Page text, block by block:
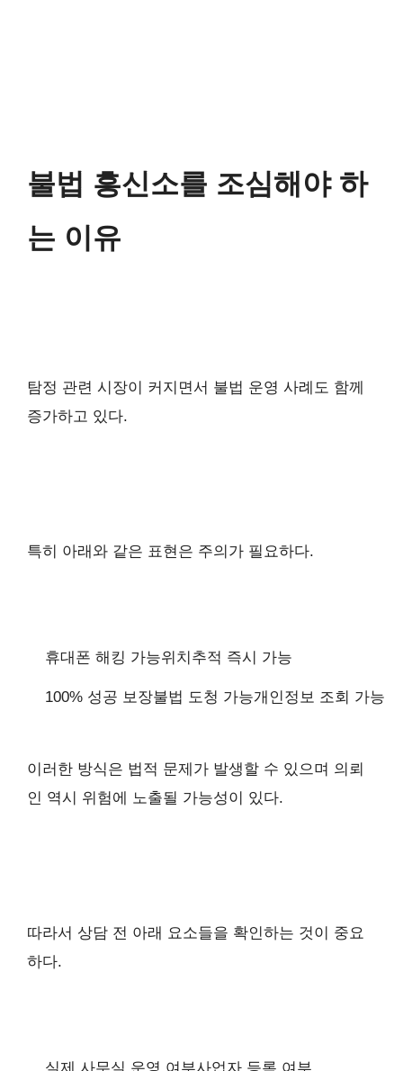
불법 흥신소를 조심해야 하
는 이유
탐정 관련 시장이 커지면서 불법 운영 사례도 함께
증가하고 있다.
특히 아래와 같은 표현은 주의가 필요하다.
휴대폰 해킹 가능위치추적 즉시 가능
100% 성공 보장불법 도청 가능개인정보 조회 가능
이러한 방식은 법적 문제가 발생할 수 있으며 의뢰
인 역시 위험에 노출될 가능성이 있다.
따라서 상담 전 아래 요소들을 확인하는 것이 중요
하다.